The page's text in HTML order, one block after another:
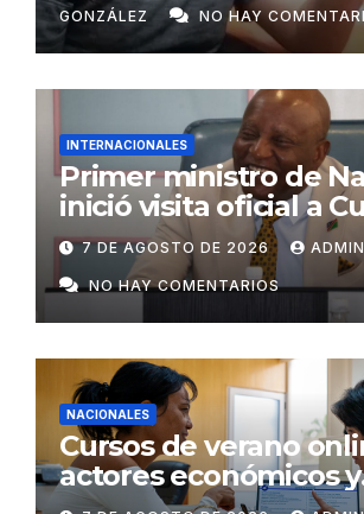
GONZÁLEZ NO HAY
INTERNACIONALES
Primer ministro de
inició visita oficial a
invitación de Manuel
7 DE AGOSTO DE 2026
NO HAY COMENTARIOS
NACIONALES
Cursos de verano
actores económicos y
estatales